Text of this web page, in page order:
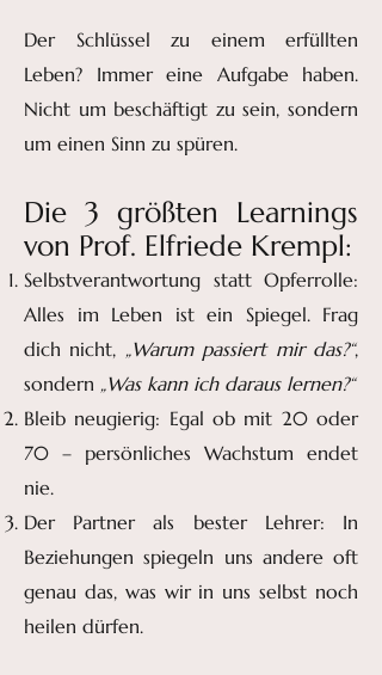
Der Schlüssel zu einem erfüllten
Leben? Immer eine Aufgabe haben.
Nicht um beschäftigt zu sein, sondern
um einen Sinn zu spüren.
Die 3 größten Learnings
von Prof. Elfriede Krempl:
Selbstverantwortung statt Opferrolle:
Alles im Leben ist ein Spiegel. Frag
dich nicht, „Warum passiert mir das?“,
sondern „Was kann ich daraus lernen?“
Bleib neugierig: Egal ob mit 20 oder
70 – persönliches Wachstum endet
nie.
Der Partner als bester Lehrer: In
Beziehungen spiegeln uns andere oft
genau das, was wir in uns selbst noch
heilen dürfen.